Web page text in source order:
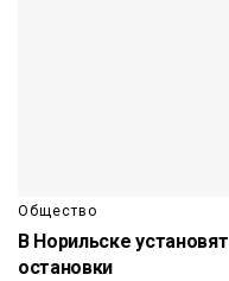
Общество
В Норильске
остановки